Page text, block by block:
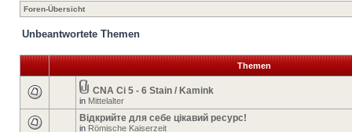
Foren-Übersicht
Unbeantwortete Themen
Themen
CNA Ci 5 - 6 Stain / Kamink
in Mittelalter
Відкрийте для себе цікавий ресурс!
in Römische Kaiserzeit